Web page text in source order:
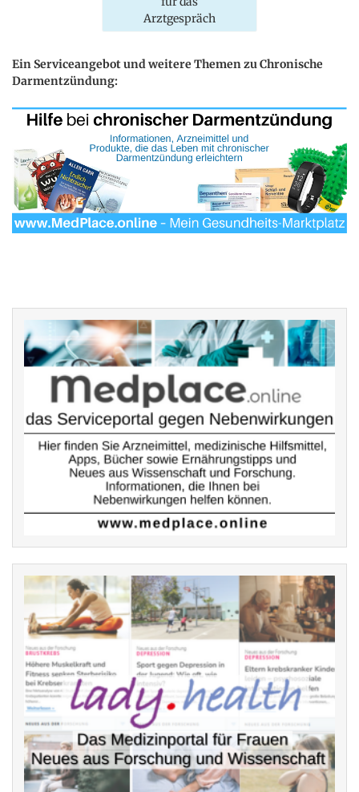
Arztgespräch
Ein Serviceangebot und weitere Themen zu Chronische
Darmentzündung: